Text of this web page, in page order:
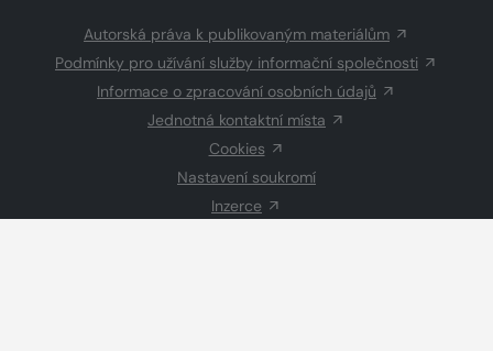
Autorská práva k publikovaným materiálům
Podmínky pro užívání služby informační společnosti
Informace o zpracování osobních údajů
Jednotná kontaktní místa
Cookies
Nastavení soukromí
Inzerce